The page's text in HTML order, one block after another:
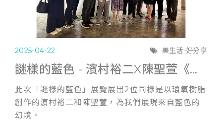
2025-04-22 美生活-好分享
謎樣的藍色 - 濱村裕二X陳聖萱《雙人展》
此次「謎樣的藍色」展覽展出2位同樣是以環氧樹脂
創作的濵村裕二和陳聖萱，為我們展現來自藍色的
幻境。